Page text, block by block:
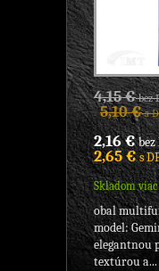
4,15 €bez
5,10 €s
2,16 €bez
2,65 €s
Skladom
obal
model:
elegantnou
textúrou a...